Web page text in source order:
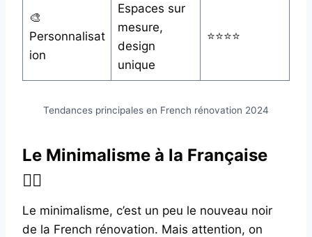
🎨
Personnalisat
ion
Espaces sur
mesure,
design
unique
⭐⭐⭐⭐
Tendances principales en French rénovation 2024
Le Minimalisme à la Française
🧘‍♂️
Le minimalisme, c’est un peu le nouveau noir
de la French rénovation. Mais attention, on